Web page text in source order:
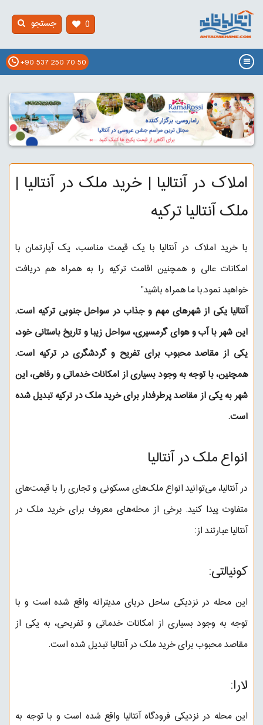
0
+90 537 250 70 50
جستجو
املاک در آنتالیا | خرید ملک در آنتالیا |
ملک آنتالیا ترکیه
با خرید املاک در آنتالیا با یک قیمت مناسب، یک آپارتمان با
امکانات عالی و همچنین اقامت ترکیه را به همراه هم دریافت
خواهید نمود.با ما همراه باشید"
آنتالیا یکی از شهرهای مهم و جذاب در سواحل جنوبی ترکیه است.
این شهر با آب و هوای گرمسیری، سواحل زیبا و تاریخ باستانی خود،
یکی از مقاصد محبوب برای تفریح و گردشگری در ترکیه است.
همچنین، با توجه به وجود بسیاری از امکانات خدماتی و رفاهی، این
شهر به یکی از مقاصد پرطرفدار برای خرید ملک در ترکیه تبدیل شده
است.
انواع ملک در آنتالیا
در آنتالیا، می‌توانید انواع ملک‌های مسکونی و تجاری را با قیمت‌های
متفاوت پیدا کنید. برخی از محله‌های معروف برای خرید ملک در
آنتالیا عبارتند از:
کونیالتی:
این محله در نزدیکی ساحل دریای مدیترانه واقع شده است و با
توجه به وجود بسیاری از امکانات خدماتی و تفریحی، به یکی از
مقاصد محبوب برای خرید ملک در آنتالیا تبدیل شده است.
لارا:
این محله در نزدیکی فرودگاه آنتالیا واقع شده است و با توجه به